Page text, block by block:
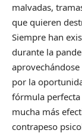
malvadas,
que quieren
Siempre han
durante la
por la
fórmula
mucha más
contrapeso